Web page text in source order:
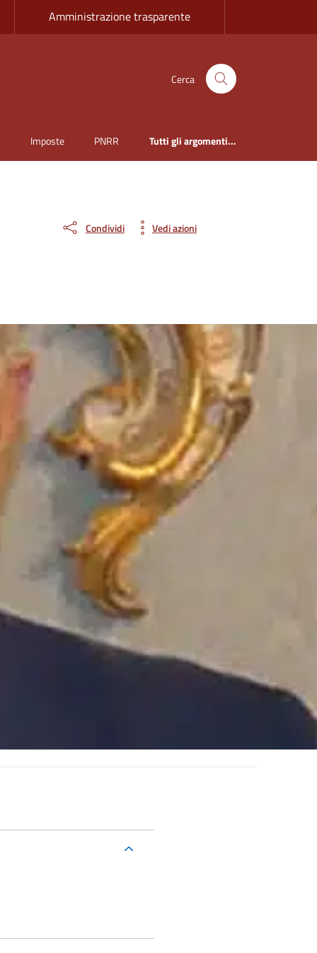
Amministrazione trasparente
Cerca
Imposte PNRR Tutti gli argomenti...
Condividi Vedi azioni